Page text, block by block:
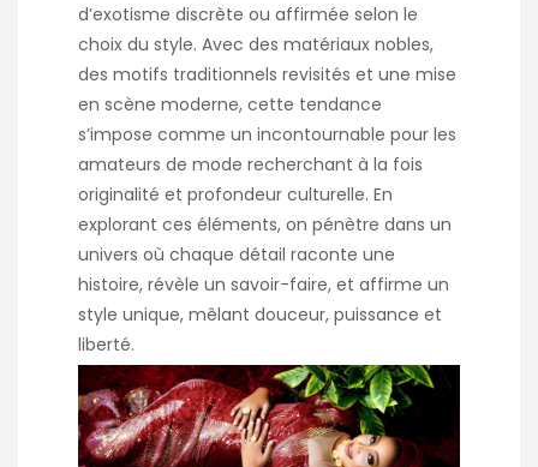
d’exotisme discrète ou affirmée selon le
choix du style. Avec des matériaux nobles,
des motifs traditionnels revisités et une mise
en scène moderne, cette tendance
s’impose comme un incontournable pour les
amateurs de mode recherchant à la fois
originalité et profondeur culturelle. En
explorant ces éléments, on pénètre dans un
univers où chaque détail raconte une
histoire, révèle un savoir-faire, et affirme un
style unique, mêlant douceur, puissance et
liberté.